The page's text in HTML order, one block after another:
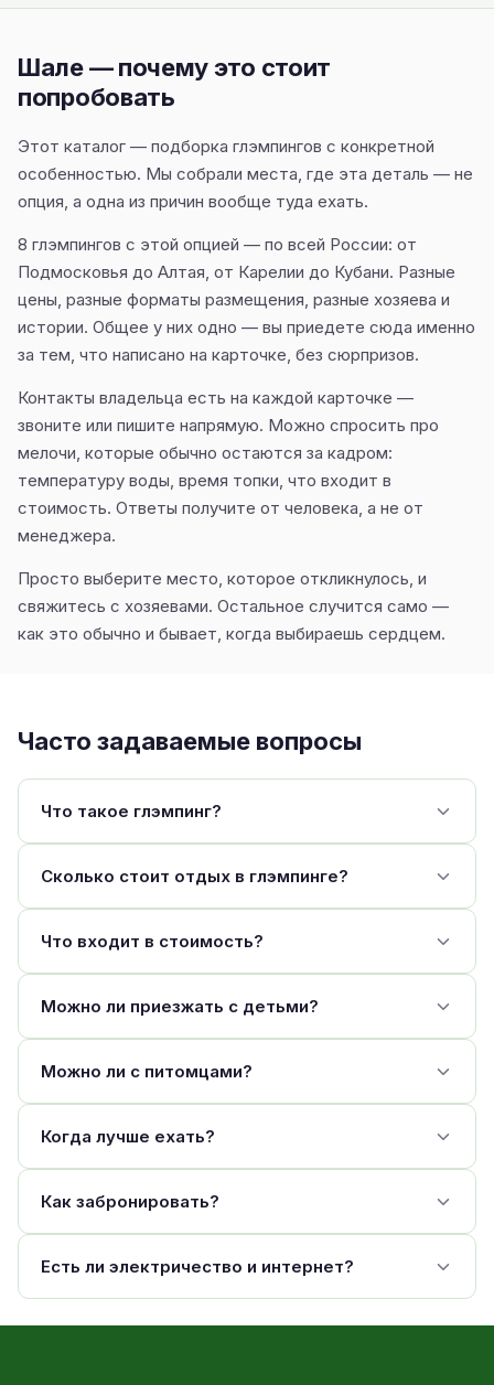
Шале — почему это стоит
попробовать
Этот каталог — подборка глэмпингов с конкретной
особенностью. Мы собрали места, где эта деталь — не
опция, а одна из причин вообще туда ехать.
8 глэмпингов с этой опцией — по всей России: от
Подмосковья до Алтая, от Карелии до Кубани. Разные
цены, разные форматы размещения, разные хозяева и
истории. Общее у них одно — вы приедете сюда именно
за тем, что написано на карточке, без сюрпризов.
Контакты владельца есть на каждой карточке —
звоните или пишите напрямую. Можно спросить про
мелочи, которые обычно остаются за кадром:
температуру воды, время топки, что входит в
стоимость. Ответы получите от человека, а не от
менеджера.
Просто выберите место, которое откликнулось, и
свяжитесь с хозяевами. Остальное случится само —
как это обычно и бывает, когда выбираешь сердцем.
Часто задаваемые вопросы
Что такое глэмпинг?
Сколько стоит отдых в глэмпинге?
Что входит в стоимость?
Можно ли приезжать с детьми?
Можно ли с питомцами?
Когда лучше ехать?
Как забронировать?
Есть ли электричество и интернет?